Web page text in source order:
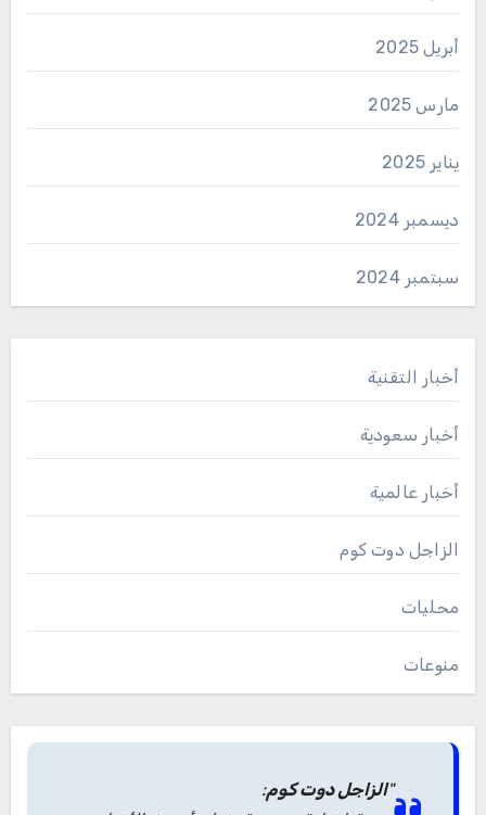
أبريل 2025
مارس 2025
يناير 2025
ديسمبر 2024
سبتمبر 2024
أخبار التقنية
أخبار سعودية
أخبار عالمية
الزاجل دوت كوم
محليات
منوعات
"الزاجل دوت كوم: